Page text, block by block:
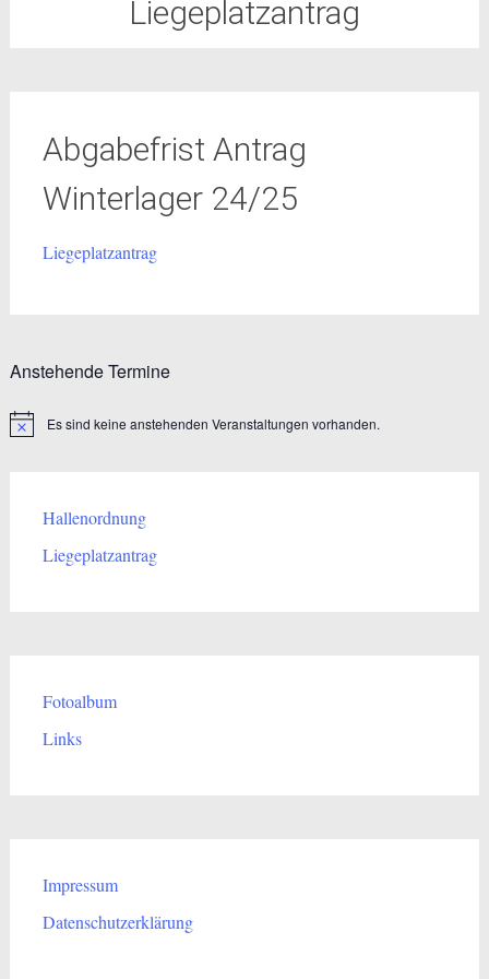
Liegeplatzantrag
Abgabefrist Antrag
Winterlager 24/25
Liegeplatzantrag
Anstehende Termine
HinweisEs sind keine anstehenden Veranstaltungen vorhanden.
Hallenordnung
Liegeplatzantrag
Fotoalbum
Links
Impressum
Datenschutzerklärung